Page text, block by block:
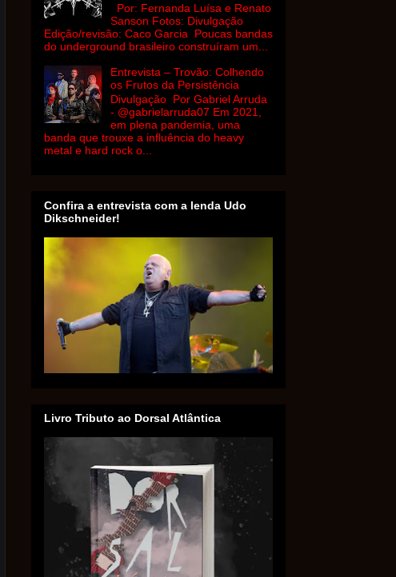
Por: Fernanda Luísa e Renato
Sanson Fotos: Divulgação
Edição/revisão: Caco Garcia Poucas bandas
do underground brasileiro construíram um...
Entrevista – Trovão: Colhendo
os Frutos da Persistência
Divulgação Por Gabriel Arruda
- @gabrielarruda07 Em 2021,
em plena pandemia, uma
banda que trouxe a influência do heavy
metal e hard rock o...
Confira a entrevista com a lenda Udo
Dikschneider!
Livro Tributo ao Dorsal Atlântica